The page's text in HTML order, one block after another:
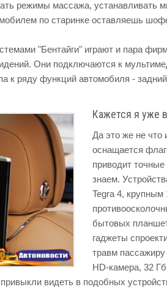
режимы массажа, устанавливать
по старинке оставляешь
"Бентайги" играют и пара
Они подключаются к
к ряду функций автомобиля -
Кажется я уже
Да это же не что
оснащается
приводит
знаем.
Tegra 4,
бытовых
гаджеты
травм
HD-камера, 32
видеть в подобных